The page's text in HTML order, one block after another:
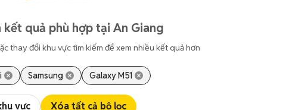
kết quả phù hợp tại An Giang
thay đổi khu vực tìm kiếm để xem nhiều kết quả hơn
Samsung Galaxy M51
vực Xóa tất cả bộ lọc